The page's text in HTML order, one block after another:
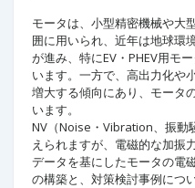
モータは、小型精密機械や大
囲に用いられ、近年は地球環
が進み、特にEV・PHEV用モ
います。一方で、高出力化や
増大する傾向にあり、モータ
います。​
NV（Noise・Vibration、振動
えられますが、電磁的な加振
データを基にしたモータの電
の構築と、対策検討事例につ